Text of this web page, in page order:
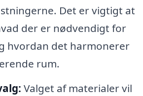
Det er vigtigt at
der er nødvendigt for
hvordan det harmonerer
rum.
Valget af materialer vil